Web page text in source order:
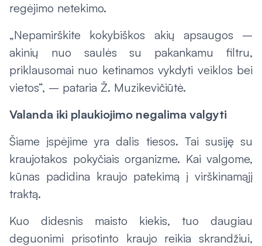
regėjimo netekimo.
„Nepamirškite kokybiškos akių apsaugos –
akinių nuo saulės su pakankamu filtru,
priklausomai nuo ketinamos vykdyti veiklos bei
vietos“, – pataria Ž. Muzikevičiūtė.
Valanda iki plaukiojimo negalima valgyti
Šiame įspėjime yra dalis tiesos. Tai susiję su
kraujotakos pokyčiais organizme. Kai valgome,
kūnas padidina kraujo patekimą į virškinamąjį
traktą.
Kuo didesnis maisto kiekis, tuo daugiau
deguonimi prisotinto kraujo reikia skrandžiui,